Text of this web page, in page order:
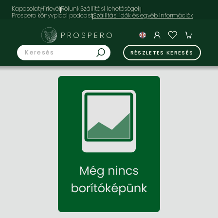
KapcsolatHírlevélRólunkSzállítási lehetőségek
Prospero könyvpiaci podcast
PROSPERO
RÉSZLETES KERESÉS